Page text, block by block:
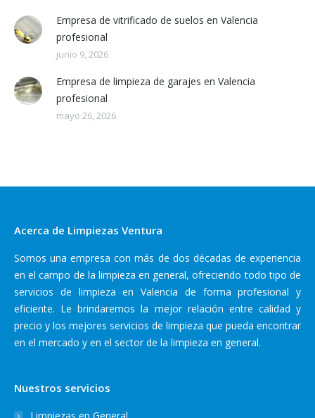
Empresa de vitrificado de suelos en Valencia
profesional
junio 9, 2026
Empresa de limpieza de garajes en Valencia
profesional
mayo 26, 2026
Acerca de Limpiezas Ventura
Somos una empresa con más de dos décadas de experiencia
en el campo de la limpieza en general, ofreciendo todo tipo de
servicios de limpieza en Valencia de forma profesional y
eficiente. Le brindaremos la mejor relación entre calidad y
precio y los mejores servicios de limpieza que pueda encontrar
en el mercado y en el sector de la limpieza en general.
Nuestros servicios